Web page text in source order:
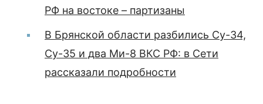
РФ на востоке – партизаны
В Брянской области разбились Су-34,
Су-35 и два Ми-8 ВКС РФ: в Сети
рассказали подробности